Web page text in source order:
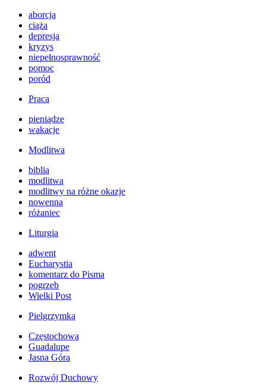
aborcja
ciąża
depresja
kryzys
niepełnosprawność
pomoc
poród
Praca
pieniądze
wakacje
Modlitwa
biblia
modlitwa
modlitwy na różne okazje
nowenna
różaniec
Liturgia
adwent
Eucharystia
komentarz do Pisma
pogrzeb
Wielki Post
Pielgrzymka
Częstochowa
Guadalupe
Jasna Góra
Rozwój Duchowy